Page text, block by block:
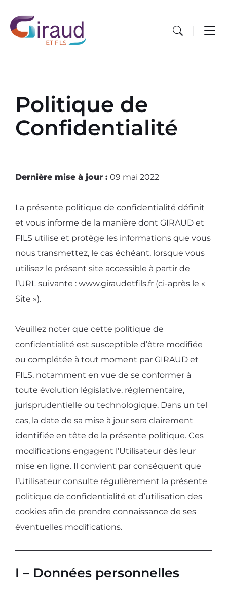
content
main
navigation
footer
Politique de
Confidentialité
Dernière mise à jour : 09 mai 2022
La présente politique de confidentialité définit
et vous informe de la manière dont GIRAUD et
FILS utilise et protège les informations que vous
nous transmettez, le cas échéant, lorsque vous
utilisez le présent site accessible à partir de
l’URL suivante : www.giraudetfils.fr (ci-après le «
Site »).
Veuillez noter que cette politique de
confidentialité est susceptible d’être modifiée
ou complétée à tout moment par GIRAUD et
FILS, notamment en vue de se conformer à
toute évolution législative, réglementaire,
jurisprudentielle ou technologique. Dans un tel
cas, la date de sa mise à jour sera clairement
identifiée en tête de la présente politique. Ces
modifications engagent l’Utilisateur dès leur
mise en ligne. Il convient par conséquent que
l’Utilisateur consulte régulièrement la présente
politique de confidentialité et d’utilisation des
cookies afin de prendre connaissance de ses
éventuelles modifications.
I – Données personnelles